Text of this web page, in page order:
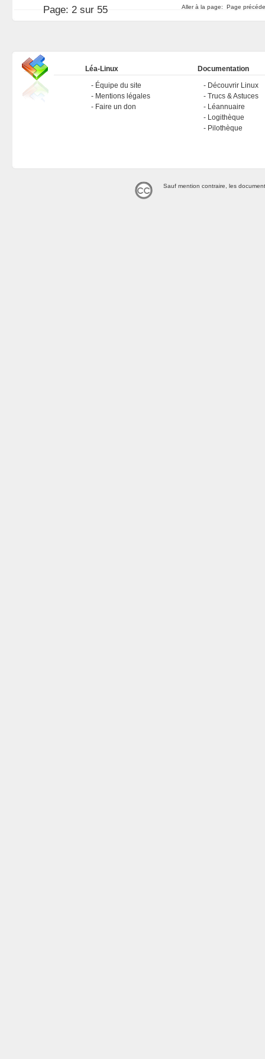
Aller à la page: Page
Page: 2 sur 55
Léa-Linux
Équipe du site
Mentions légales
Faire un don
Documentation
Découvrir Linux
Trucs & Astuces
Léannuaire
Logithèque
Pilothèque
Sauf mention contraire, les